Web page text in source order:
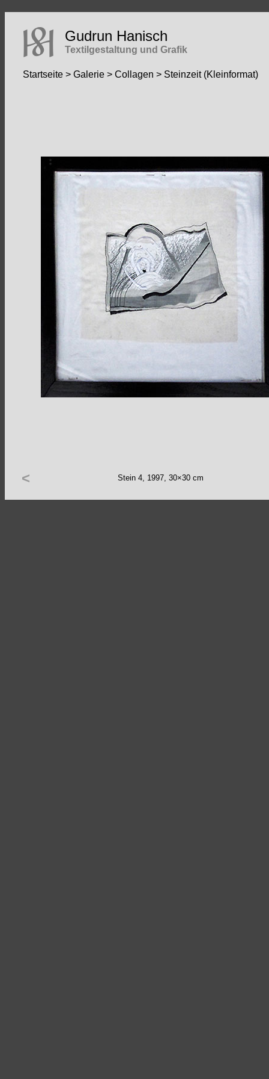
Gudrun Hanisch
Textilgestaltung und Grafik
Startseite > Galerie > Collagen > Steinzeit (Kleinformat)
< Stein 4, 1997, 30×30 cm